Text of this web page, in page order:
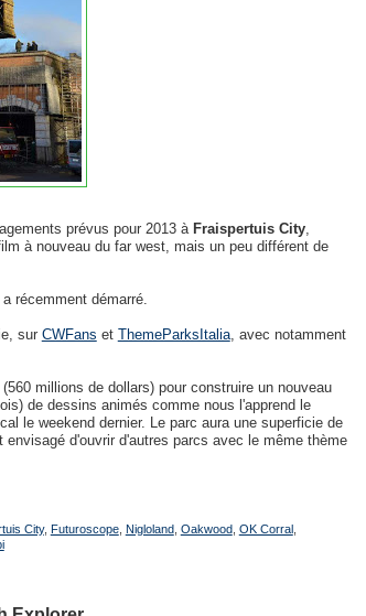
prévus pour 2013 à Fraispertuis City,
à nouveau du far west, mais un peu différent de
récemment démarré.
sur CWFans et ThemeParksItalia, avec notamment
millions de dollars) pour construire un nouveau
de dessins animés comme nous l'apprend le
le weekend dernier. Le parc aura une superficie de
d'ouvrir d'autres parcs avec le même thème
City, Futuroscope, Nigloland Oakwood OK Corral